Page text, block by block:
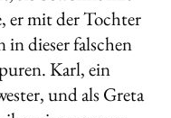
er mit der Tochter
in dieser falschen
Karl, ein
und als Greta